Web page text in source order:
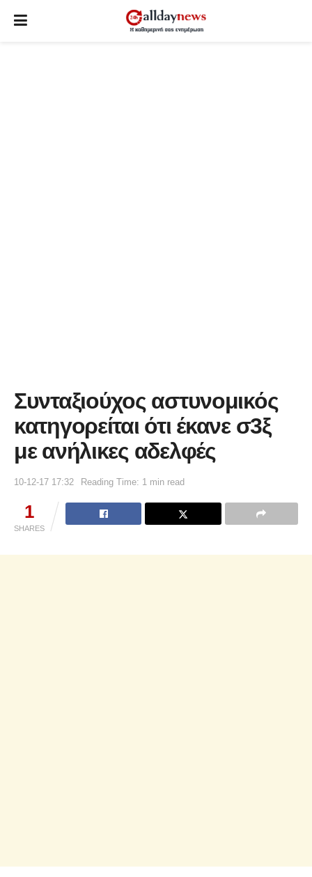
Συνταξιούχος αστυνομικός
κατηγορείται ότι έκανε σ3ξ
με ανήλικες αδελφές
10-12-17 17:32 Reading Time: 1 min read
1
SHARES